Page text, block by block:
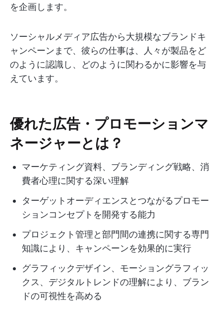
を企画します。
ソーシャルメディア広告から大規模なブランドキ
ャンペーンまで、彼らの仕事は、人々が製品をど
のように認識し、どのように関わるかに影響を与
えています。
優れた広告・プロモーションマ
ネージャーとは？
マーケティング資料、ブランディング戦略、消
費者心理に関する深い理解
ターゲットオーディエンスとつながるプロモー
ションコンセプトを開発する能力
プロジェクト管理と部門間の連携に関する専門
知識により、キャンペーンを効果的に実行
グラフィックデザイン、モーショングラフィッ
クス、デジタルトレンドの理解により、ブラン
ドの可視性を高める